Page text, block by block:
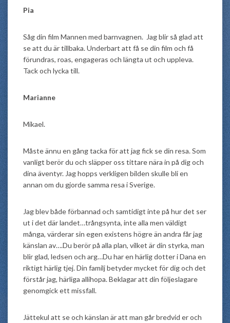
Pia
Såg din film Mannen med barnvagnen. Jag blir så glad att
se att du är tillbaka. Underbart att få se din film och få
förundras, roas, engageras och längta ut och uppleva.
Tack och lycka till.
Marianne
Mikael.
Måste ännu en gång tacka för att jag fick se din resa. Som
vanligt berör du och släpper oss tittare nära in på dig och
dina äventyr. Jag hopps verkligen bilden skulle bli en
annan om du gjorde samma resa i Sverige.
Jag blev både förbannad och samtidigt inte på hur det ser
ut i det där landet…trångsynta, inte alla men väldigt
många, värderar sin egen existens högre än andra får jag
känslan av….Du berör på alla plan, vilket är din styrka, man
blir glad, ledsen och arg…Du har en härlig dotter i Dana en
riktigt härlig tjej. Din familj betyder mycket för dig och det
förstår jag, härliga allihopa. Beklagar att din följeslagare
genomgick ett missfall.
Jättekul att se och känslan är att man går bredvid er och